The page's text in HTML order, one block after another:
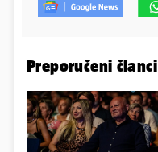
Preporučeni članci